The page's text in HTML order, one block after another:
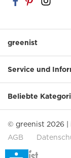
greenist
Service und
Beliebte
© greenist 2026 |
AGB